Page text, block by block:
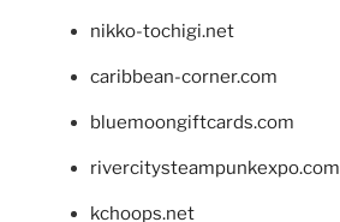
nikko-tochigi.net
caribbean-corner.com
bluemoongiftcards.com
rivercitysteampunkexpo.com
kchoops.net